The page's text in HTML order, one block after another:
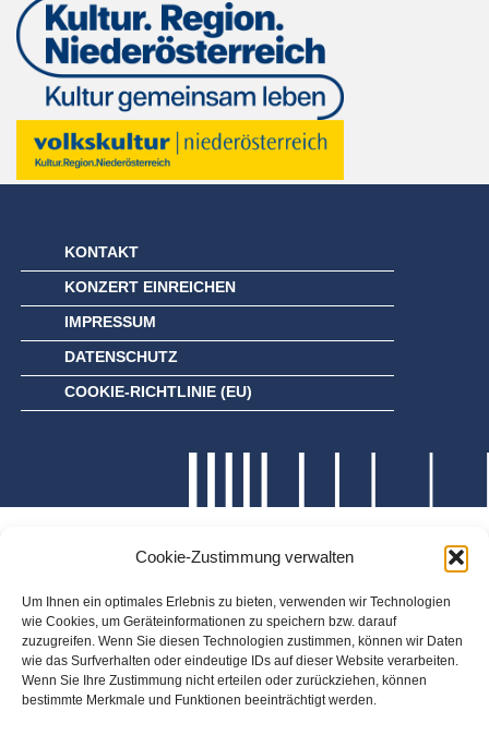
Cookie-Zustimmung verwalten
Um Ihnen ein optimales Erlebnis zu bieten, verwenden wir Technologien
wie Cookies, um Geräteinformationen zu speichern bzw. darauf
zuzugreifen. Wenn Sie diesen Technologien zustimmen, können wir Daten
wie das Surfverhalten oder eindeutige IDs auf dieser Website verarbeiten.
Wenn Sie Ihre Zustimmung nicht erteilen oder zurückziehen, können
bestimmte Merkmale und Funktionen beeinträchtigt werden.
KONTAKT
KONZERT EINREICHEN
IMPRESSUM
DATENSCHUTZ
COOKIE-RICHTLINIE (EU)